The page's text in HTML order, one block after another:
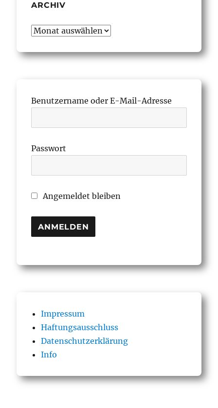
ARCHIV
Archiv
Benutzername oder E-Mail-Adresse
Passwort
Angemeldet bleiben
Impressum
Haftungsausschluss
Datenschutzerklärung
Info